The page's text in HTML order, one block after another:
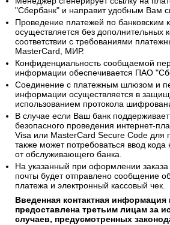
"Сбербанк" и направит удобным Вам
Проведение платежей по банковским
осуществляется без дополнительных
соответствии с требованиями
MasterCard, МИР.
Конфиденциальность сообщаемой
информации обеспечивается ПАО
Соединение с платежным шлюзом и
информации осуществляется в
использованием протокола
В случае если Ваш банк
безопасного проведения интернет-
Visa или MasterCard Secure Code для
также может потребоваться ввод
от обслуживающего банка.
На указанный при оформлении заказа
почты будет отправлено сообщение
платежа и электронный кассовый чек.
Введенная контактная информация
предоставлена третьим лицам за
случаев, предусмотренных